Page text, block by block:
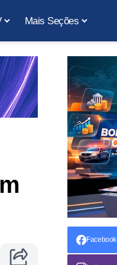
Mais Seções
Facebook